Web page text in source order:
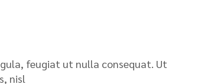
feugiat ut nulla consequat. Ut
nisl